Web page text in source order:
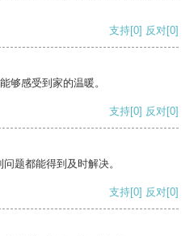
支持[0] 反对[0]
够感受到家的温暖。
支持[0] 反对[0]
题都能得到及时解决。
支持[0] 反对[0]